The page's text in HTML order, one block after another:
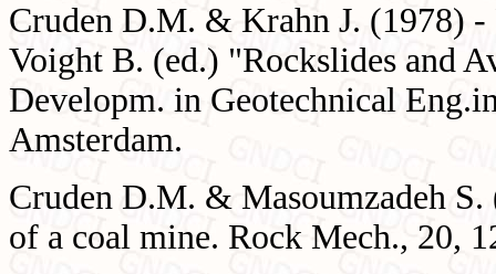
Cruden D.M. & Krahn J. (1978)
Voight B. (ed.) "Rockslides and
Developm. in Geotechnical
Amsterdam.
Cruden D.M. & Masoumzadeh
of a coal mine. Rock Mech., 20,